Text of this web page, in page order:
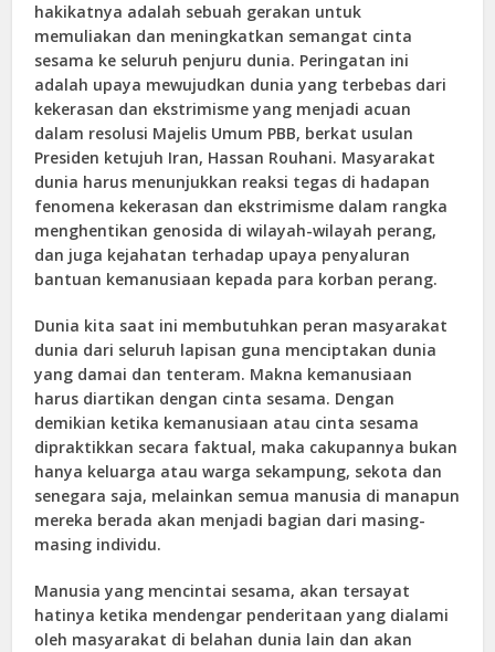
hakikatnya adalah sebuah gerakan untuk
memuliakan dan meningkatkan semangat cinta
sesama ke seluruh penjuru dunia. Peringatan ini
adalah upaya mewujudkan dunia yang terbebas dari
kekerasan dan ekstrimisme yang menjadi acuan
dalam resolusi Majelis Umum PBB, berkat usulan
Presiden ketujuh Iran, Hassan Rouhani. Masyarakat
dunia harus menunjukkan reaksi tegas di hadapan
fenomena kekerasan dan ekstrimisme dalam rangka
menghentikan genosida di wilayah-wilayah perang,
dan juga kejahatan terhadap upaya penyaluran
bantuan kemanusiaan kepada para korban perang.
Dunia kita saat ini membutuhkan peran masyarakat
dunia dari seluruh lapisan guna menciptakan dunia
yang damai dan tenteram. Makna kemanusiaan
harus diartikan dengan cinta sesama. Dengan
demikian ketika kemanusiaan atau cinta sesama
dipraktikkan secara faktual, maka cakupannya bukan
hanya keluarga atau warga sekampung, sekota dan
senegara saja, melainkan semua manusia di manapun
mereka berada akan menjadi bagian dari masing-
masing individu.
Manusia yang mencintai sesama, akan tersayat
hatinya ketika mendengar penderitaan yang dialami
oleh masyarakat di belahan dunia lain dan akan